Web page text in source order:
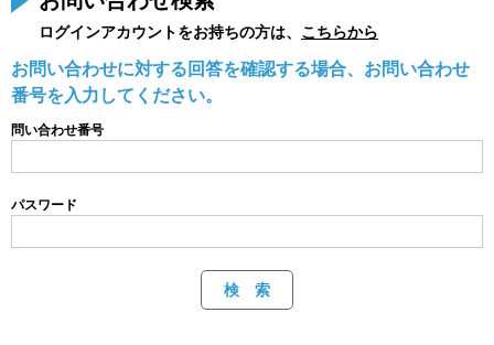
ログインアカウントをお持ちの方は、 こちらから
お問い合わせに対する回答を確認する場合、お問い合わせ
番号を入力してください。
問い合わせ番号
パスワード